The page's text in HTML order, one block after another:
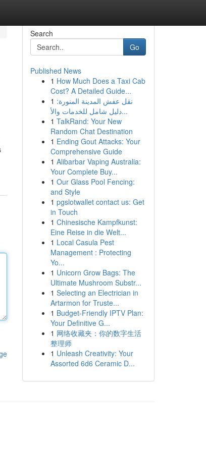
Search
Go
Published News
1 How Much Does a Taxi Cab
Cost? A Detailed Guide...
1 نقل عفش المدينة المنورة:
دليل شامل للخدمات والأ...
1 TalkRand: Your New
Random Chat Destination
1 Ending Gout Attacks: Your
Comprehensive Guide
1 Alibarbar Vaping Australia:
Your Complete Buy...
1 Our Glass Pool Fencing:
and Style
1 pgslotwallet contact us: Get
in Touch
1 Chinesische Kampfkunst:
Eine Reise in die Welt...
1 Local Casula Pest
Management : Protecting
Yo...
1 Unicorn Grow Bags: The
Ultimate Mushroom Substr...
1 Selecting an Electrician in
Artarmon for Truste...
1 Budget-Friendly IPTV Plan:
Your Definitive G...
1 网络收藏夹：你的数字生活
整理师
1 Unleash Creativity: Your
Assorted 6d6 Ceramic D...